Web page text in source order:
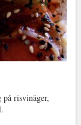
risvinäger,